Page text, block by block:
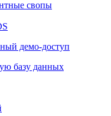
свопы
базу данных